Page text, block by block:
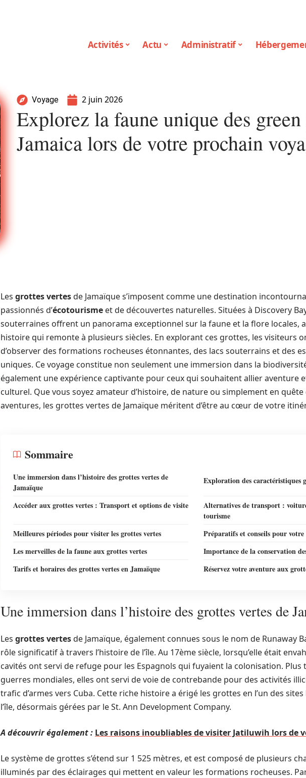
Activités Actu Administratif
Voyage 2 juin 2026
Explorez la faune unique des
Jamaica lors de votre prochain
Les grottes vertesde Jamaïque s’imposent comme une destination
passionnés d’écotourisme et de découvertes naturelles. Situées à Discovery
souterraines offrent un panorama exceptionnel sur la faune et la flore locales,
histoire qui remonte à plusieurs siècles. En explorant ces grottes, les visiteurs
d’observer des formations rocheuses étonnantes, des lacs souterrains et des
uniques. Ce voyage constitue non seulement une immersion dans la
également une expérience captivante pour ceux qui souhaitent allier aventure
culturel. Que vous soyez amateur d’histoire, de nature ou simplement en quête
aventures, les grottes vertes de Jamaïque méritent d’être au cœur de votre
Sommaire
Une immersion dans l’histoire des grottes vertes de
Jamaïque
Exploration des caractéristiques
Accéder aux grottes vertes : Transport et options de visite
Alternatives de transport :
tourisme
Meilleures périodes pour visiter les grottes vertes
Préparatifs et conseils pour
Les merveilles de la faune aux grottes vertes
Importance de la conservation
Tarifs et horaires des grottes vertes en Jamaïque
Réservez votre aventure aux
Une immersion dans l’histoire des grottes vertes de
Les grottes vertesde Jamaïque, également connues sous le nom de Runaway
rôle significatif à travers l’histoire de l’île. Au 17ème siècle, lorsqu’elle était
cavités ont servi de refuge pour les Espagnols qui fuyaient la colonisation.
guerres mondiales, elles ont servi de voie de contrebande pour des activités
trafic d’armes vers Cuba. Cette riche histoire a érigé les grottes en l’un des
l’île, désormais gérées par le St. Ann Development Company.
A découvrir également : Les raisons inoubliables de visiter Jatiluwih lors de
Le système de grottes s’étend sur 1 525 mètres, et est composé de plusieurs
illuminés par des éclairages qui mettent en valeur les formations rocheuses.